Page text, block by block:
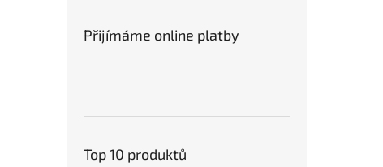
Přijímáme online platby
Top 10 produktů